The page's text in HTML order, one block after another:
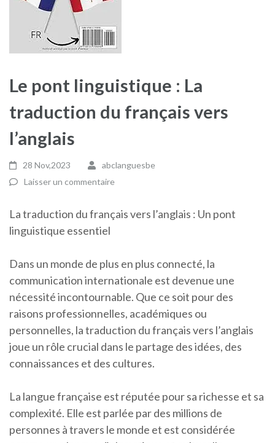
Le pont linguistique : La
traduction du français vers
l’anglais
28 Nov,2023
abclanguesbe
Laisser un commentaire
La traduction du français vers l’anglais : Un pont
linguistique essentiel
Dans un monde de plus en plus connecté, la
communication internationale est devenue une
nécessité incontournable. Que ce soit pour des
raisons professionnelles, académiques ou
personnelles, la traduction du français vers l’anglais
joue un rôle crucial dans le partage des idées, des
connaissances et des cultures.
La langue française est réputée pour sa richesse et sa
complexité. Elle est parlée par des millions de
personnes à travers le monde et est considérée